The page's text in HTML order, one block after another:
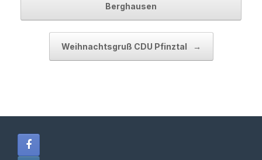
Berghausen
Weihnachtsgruß CDU Pfinztal →